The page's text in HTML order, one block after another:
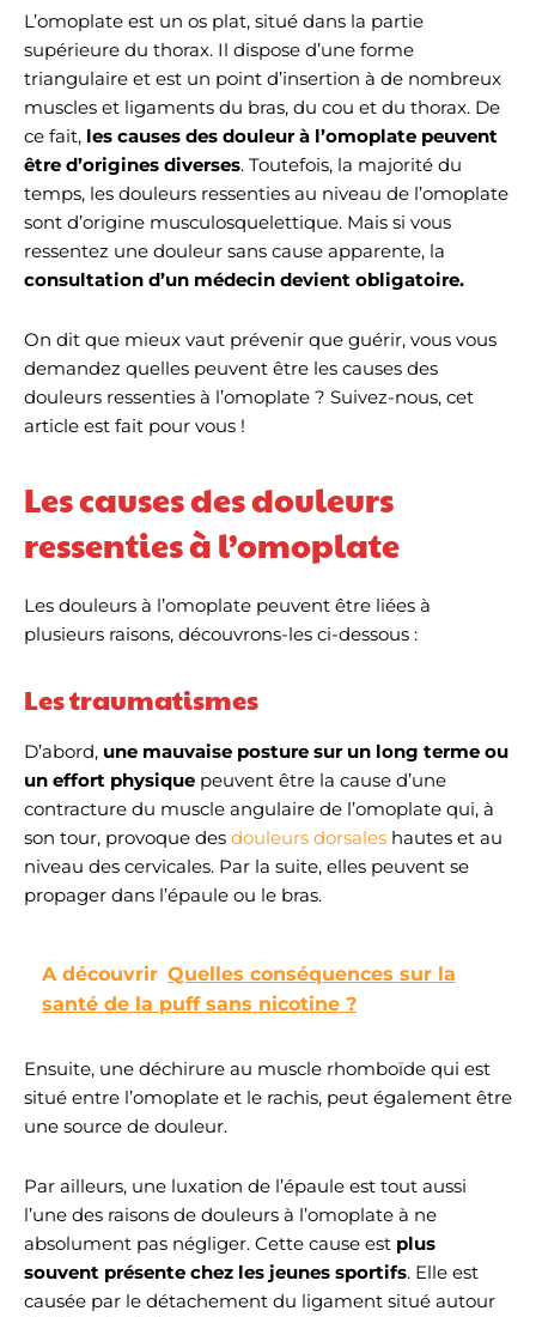
L’omoplate est un os plat, situé dans la partie
supérieure du thorax. Il dispose d’une forme
triangulaire et est un point d’insertion à de nombreux
muscles et ligaments du bras, du cou et du thorax. De
ce fait, les causes des douleur à l’omoplate peuvent
être d’origines diverses. Toutefois, la majorité du
temps, les douleurs ressenties au niveau de l’omoplate
sont d’origine musculosquelettique. Mais si vous
ressentez une douleur sans cause apparente, la
consultation d’un médecin devient obligatoire.
On dit que mieux vaut prévenir que guérir, vous vous
demandez quelles peuvent être les causes des
douleurs ressenties à l’omoplate ? Suivez-nous, cet
article est fait pour vous !
Les causes des douleurs
ressenties à l’omoplate
Les douleurs à l’omoplate peuvent être liées à
plusieurs raisons, découvrons-les ci-dessous :
Les traumatismes
D’abord, une mauvaise posture sur un long terme ou
un effort physique peuvent être la cause d’une
contracture du muscle angulaire de l’omoplate qui, à
son tour, provoque des douleurs dorsales hautes et au
niveau des cervicales. Par la suite, elles peuvent se
propager dans l’épaule ou le bras.
A découvrir Quelles conséquences sur la
santé de la puff sans nicotine ?
Ensuite, une déchirure au muscle rhomboïde qui est
situé entre l’omoplate et le rachis, peut également être
une source de douleur.
Par ailleurs, une luxation de l’épaule est tout aussi
l’une des raisons de douleurs à l’omoplate à ne
absolument pas négliger. Cette cause est plus
souvent présente chez les jeunes sportifs. Elle est
causée par le détachement du ligament situé autour